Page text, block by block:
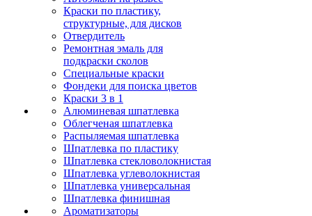
Краски по пластику,
структурные, для дисков
Отвердитель
Ремонтная эмаль для
подкраски сколов
Специальные краски
Фондеки для поиска цветов
Краски 3 в 1
Алюминевая шпатлевка
Облегченая шпатлевка
Распыляемая шпатлевка
Шпатлевка по пластику
Шпатлевка стекловолокнистая
Шпатлевка углеволокнистая
Шпатлевка универсальная
Шпатлевка финишная
Ароматизаторы